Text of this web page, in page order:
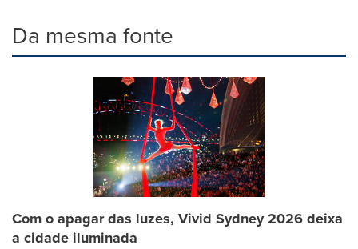
Da mesma fonte
Com o apagar das luzes, Vivid Sydney 2026 deixa
a cidade iluminada